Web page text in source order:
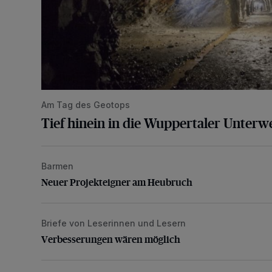
Am Tag des Geotops
Tief hinein in die Wuppertaler
Neuer Projekteigner am Heubruch
Barmen
Neuer Projekteigner am Heubruch
Verbesserungen wären möglich
Briefe von Leserinnen und Lesern
Verbesserungen wären möglich